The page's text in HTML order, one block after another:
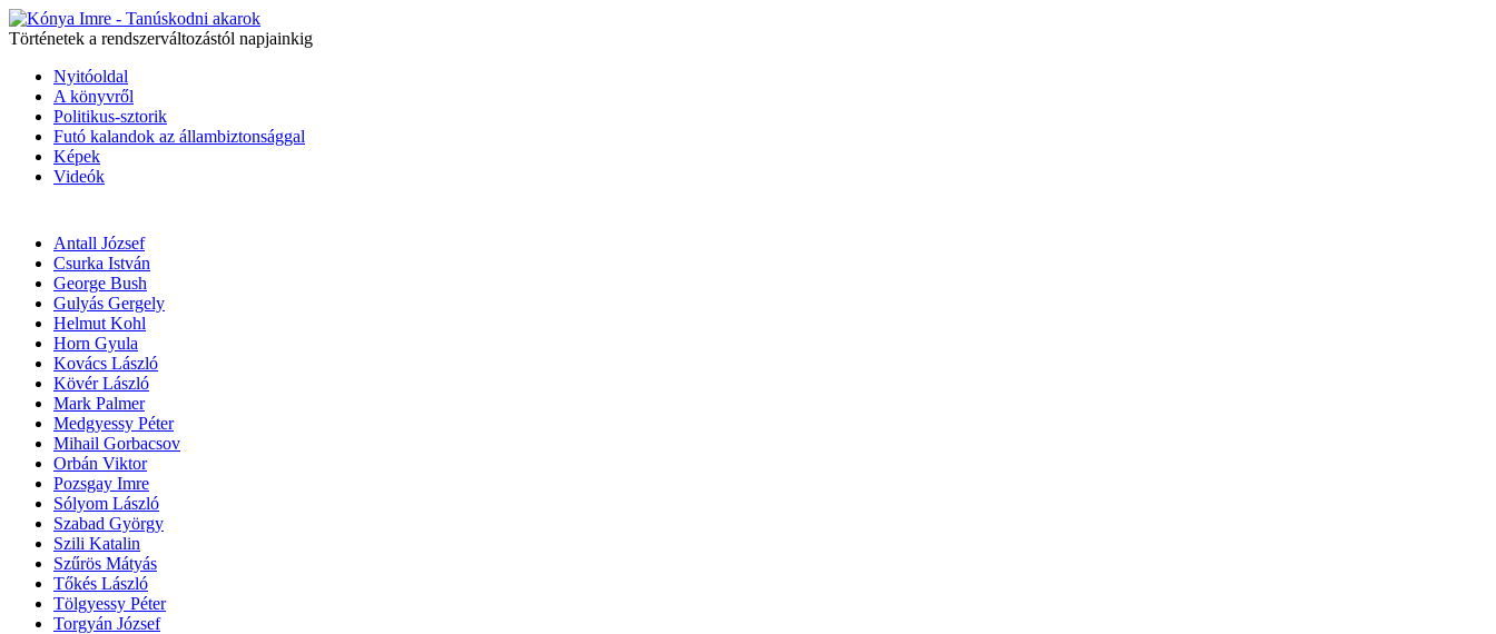
Történetek a rendszerváltozástól napjainkig
Nyitóoldal
A könyvről
Politikus-sztorik
Futó kalandok az állambiztonsággal
Képek
Videók
Antall József
Csurka István
George Bush
Gulyás Gergely
Helmut Kohl
Horn Gyula
Kovács László
Kövér László
Mark Palmer
Medgyessy Péter
Mihail Gorbacsov
Orbán Viktor
Pozsgay Imre
Sólyom László
Szabad György
Szili Katalin
Szűrös Mátyás
Tőkés László
Tölgyessy Péter
Torgyán József